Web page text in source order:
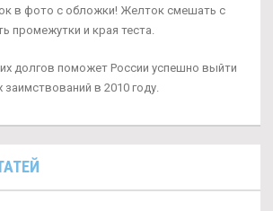
в фото с обложки! Желток смешать с
промежутки и края теста.
долгов поможет России успешно выйти
в 2010 году.